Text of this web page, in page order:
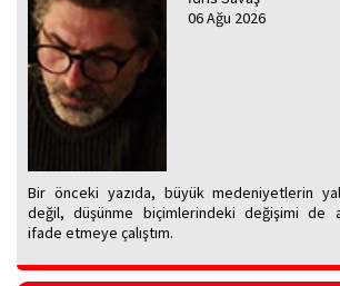
06 Ağu 2026
Bir önceki yazıda, büyük medeniyetlerin
değil, düşünme biçimlerindeki değişimi de
ifade etmeye çalıştım.